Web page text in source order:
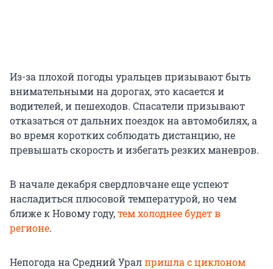
Из-за плохой погоды уральцев призывают быть
внимательными на дорогах, это касается и
водителей, и пешеходов. Спасатели призывают
отказаться от дальних поездок на автомобилях, а
во время коротких соблюдать дистанцию, не
превышать скорость и избегать резких маневров.
В начале декабря свердловчане еще успеют
насладиться плюсовой температурой, но чем
ближе к Новому году,тем холоднее будет в
регионе.
Непогода на Средний Уралпришла с циклоном